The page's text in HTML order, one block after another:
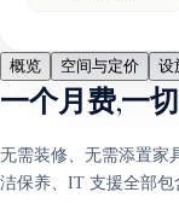
概览 空间与定价 设
一个月费,一切
无需装修、无需添置家
洁保养、IT 支援全部包